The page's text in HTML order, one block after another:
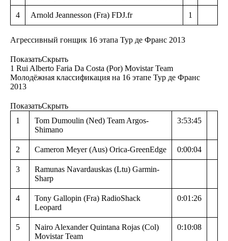
4 Arnold Jeannesson (Fra) FDJ.fr 1
Агрессивный гонщик 16 этапа Тур де Франс 2013
ПоказатьСкрыть
1 Rui Alberto Faria Da Costa (Por) Movistar Team
Молодёжная классификация на 16 этапе Тур де Франс
2013
ПоказатьСкрыть
1
Tom Dumoulin (Ned) Team Argos-
Shimano
3:53:45
2 Cameron Meyer (Aus) Orica-GreenEdge 0:00:04
3
Ramunas Navardauskas (Ltu) Garmin-
Sharp
4
Tony Gallopin (Fra) RadioShack
Leopard
0:01:26
5
Nairo Alexander Quintana Rojas (Col)
Movistar Team
0:10:08